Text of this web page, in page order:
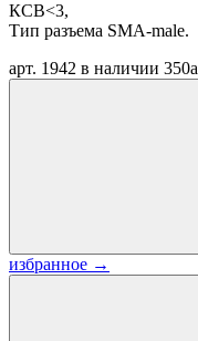
КСВ<3,
Тип разъема SMA-male.
арт. 1942 в наличии 350a
избранное →